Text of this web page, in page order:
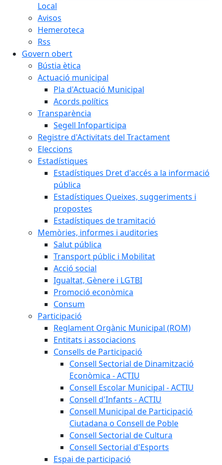
Local
Avisos
Hemeroteca
Rss
Govern obert
Bústia ètica
Actuació municipal
Pla d'Actuació Municipal
Acords polítics
Transparència
Segell Infoparticipa
Registre d'Activitats del Tractament
Eleccions
Estadístiques
Estadístiques Dret d'accés a la informació
pública
Estadístiques Queixes, suggeriments i
propostes
Estadístiques de tramitació
Memòries, informes i auditories
Salut pública
Transport públic i Mobilitat
Acció social
Igualtat, Gènere i LGTBI
Promoció econòmica
Consum
Participació
Reglament Orgànic Municipal (ROM)
Entitats i associacions
Consells de Participació
Consell Sectorial de Dinamització
Econòmica - ACTIU
Consell Escolar Municipal - ACTIU
Consell d'Infants - ACTIU
Consell Municipal de Participació
Ciutadana o Consell de Poble
Consell Sectorial de Cultura
Consell Sectorial d'Esports
Espai de participació